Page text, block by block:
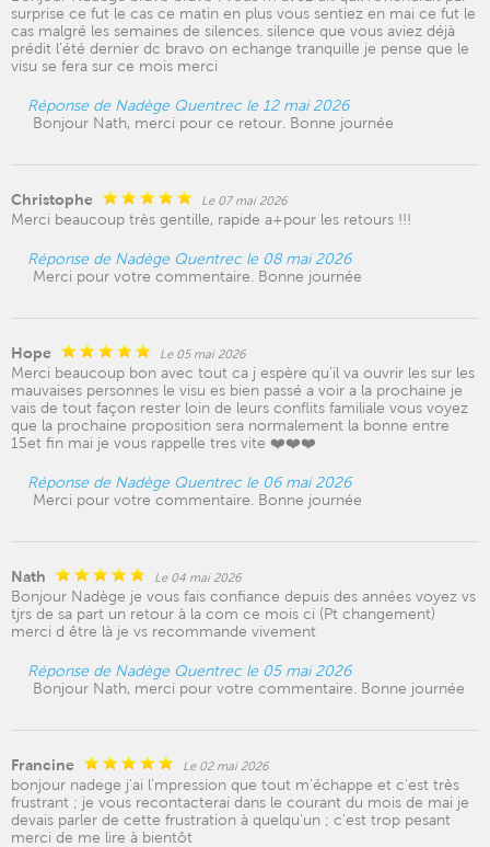
surprise ce fut le cas ce matin en plus vous sentiez en mai ce fut le
cas malgré les semaines de silences. silence que vous aviez déjà
prédit l'été dernier dc bravo on echange tranquille je pense que le
visu se fera sur ce mois merci
Réponse de Nadège Quentrec le 12 mai 2026
Bonjour Nath, merci pour ce retour. Bonne journée
Christophe Le 07 mai 2026
Merci beaucoup très gentille, rapide a+pour les retours !!!
Réponse de Nadège Quentrec le 08 mai 2026
Merci pour votre commentaire. Bonne journée
Hope Le 05 mai 2026
Merci beaucoup bon avec tout ca j espère qu'il va ouvrir les sur les
mauvaises personnes le visu es bien passé a voir a la prochaine je
vais de tout façon rester loin de leurs conflits familiale vous voyez
que la prochaine proposition sera normalement la bonne entre
15et fin mai je vous rappelle tres vite ❤️❤️❤️
Réponse de Nadège Quentrec le 06 mai 2026
Merci pour votre commentaire. Bonne journée
Nath Le 04 mai 2026
Bonjour Nadège je vous fais confiance depuis des années voyez vs
tjrs de sa part un retour à la com ce mois ci (Pt changement)
merci d être là je vs recommande vivement
Réponse de Nadège Quentrec le 05 mai 2026
Bonjour Nath, merci pour votre commentaire. Bonne journée
Francine Le 02 mai 2026
bonjour nadege j'ai l'mpression que tout m'échappe et c'est très
frustrant ; je vous recontacterai dans le courant du mois de mai je
devais parler de cette frustration à quelqu'un ; c'est trop pesant
merci de me lire à bientôt